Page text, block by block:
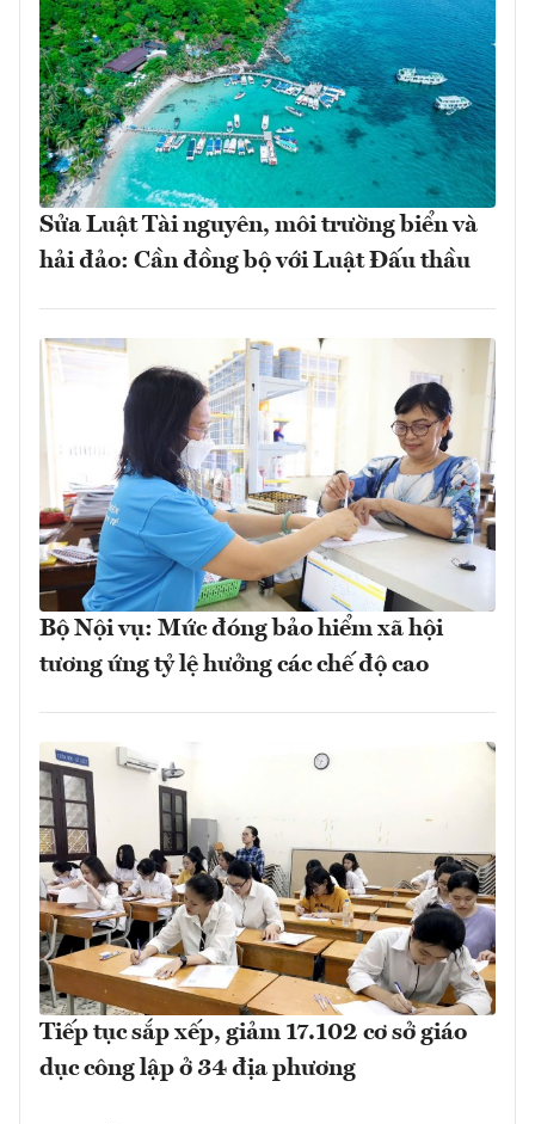
Sửa Luật Tài nguyên, môi trường biển và
hải đảo: Cần đồng bộ với Luật Đấu thầu
Bộ Nội vụ: Mức đóng bảo hiểm xã hội
tương ứng tỷ lệ hưởng các chế độ cao
Tiếp tục sắp xếp, giảm 17.102 cơ sở giáo
dục công lập ở 34 địa phương